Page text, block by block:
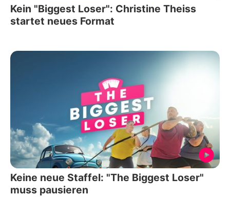
Kein "Biggest Loser": Christine Theiss
startet neues Format
Keine neue Staffel: "The Biggest Loser"
muss pausieren